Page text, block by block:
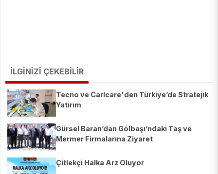
İLGİNİZİ ÇEKEBİLİR
Tecno ve Carlcare'den Türkiye’de Stratejik
Yatırım
Gürsel Baran’dan Gölbaşı’ndaki Taş ve
Mermer Firmalarına Ziyaret
Çitlekçi Halka Arz Oluyor